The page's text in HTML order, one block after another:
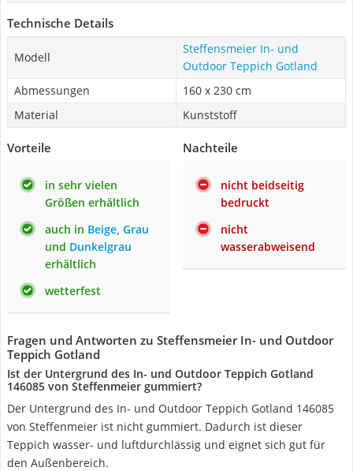
Technische Details
Modell
Steffensmeier In- und
Outdoor Teppich Gotland
Abmessungen
160 x 230 cm
Material
Kunststoff
Vorteile
in sehr vielen
Größen erhältlich
auch in Beige, Grau
und Dunkelgrau
erhältlich
wetterfest
Nachteile
nicht beidseitig
bedruckt
nicht
wasserabweisend
Fragen und Antworten zu Steffensmeier In- und Outdoor
Teppich Gotland
Ist der Untergrund des In- und Outdoor Teppich Gotland
‎146085 von Steffenmeier gummiert?
Der Untergrund des In- und Outdoor Teppich Gotland ‎146085
von Steffenmeier ist nicht gummiert. Dadurch ist dieser
Teppich wasser- und luftdurchlässig und eignet sich gut für
den Außenbereich.